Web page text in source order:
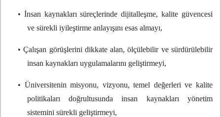
• İnsan kaynakları süreçlerinde dijitalleşme, kalite güvencesi
ve sürekli iyileştirme anlayışını esas almayı,
• Çalışan görüşlerini dikkate alan, ölçülebilir ve sürdürülebilir
insan kaynakları uygulamalarını geliştirmeyi,
• Üniversitenin misyonu, vizyonu, temel değerleri ve kalite
politikaları doğrultusunda insan kaynakları yönetim
sistemini sürekli geliştirmeyi,